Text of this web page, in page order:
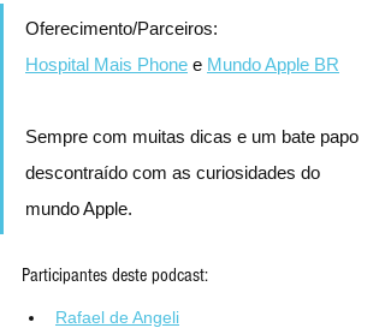
Oferecimento/Parceiros:
Hospital Mais Phone e Mundo Apple BR
Sempre com muitas dicas e um bate papo
descontraído com as curiosidades do
mundo Apple.
Participantes deste podcast:
Rafael de Angeli